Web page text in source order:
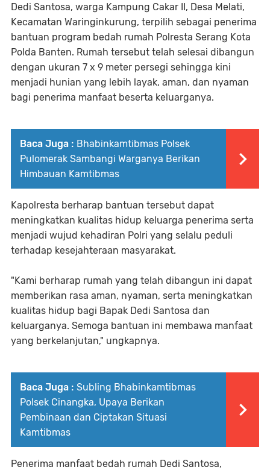
Dedi Santosa, warga Kampung Cakar II, Desa Melati,
Kecamatan Waringinkurung, terpilih sebagai penerima
bantuan program bedah rumah Polresta Serang Kota
Polda Banten. Rumah tersebut telah selesai dibangun
dengan ukuran 7 x 9 meter persegi sehingga kini
menjadi hunian yang lebih layak, aman, dan nyaman
bagi penerima manfaat beserta keluarganya.
Baca Juga : Bhabinkamtibmas Polsek
Pulomerak Sambangi Warganya Berikan
Himbauan Kamtibmas
Kapolresta berharap bantuan tersebut dapat
meningkatkan kualitas hidup keluarga penerima serta
menjadi wujud kehadiran Polri yang selalu peduli
terhadap kesejahteraan masyarakat.
"Kami berharap rumah yang telah dibangun ini dapat
memberikan rasa aman, nyaman, serta meningkatkan
kualitas hidup bagi Bapak Dedi Santosa dan
keluarganya. Semoga bantuan ini membawa manfaat
yang berkelanjutan," ungkapnya.
Baca Juga : Subling Bhabinkamtibmas
Polsek Cinangka, Upaya Berikan
Pembinaan dan Ciptakan Situasi
Kamtibmas
Penerima manfaat bedah rumah Dedi Santosa,